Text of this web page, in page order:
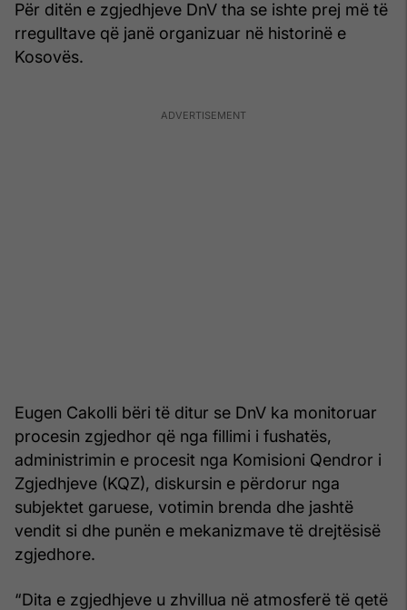
Për ditën e zgjedhjeve DnV tha se ishte prej më të
rregulltave që janë organizuar në historinë e
Kosovës.
Eugen Cakolli bëri të ditur se DnV ka monitoruar
procesin zgjedhor që nga fillimi i fushatës,
administrimin e procesit nga Komisioni Qendror i
Zgjedhjeve (KQZ), diskursin e përdorur nga
subjektet garuese, votimin brenda dhe jashtë
vendit si dhe punën e mekanizmave të drejtësisë
zgjedhore.
“Dita e zgjedhjeve u zhvillua në atmosferë të qetë